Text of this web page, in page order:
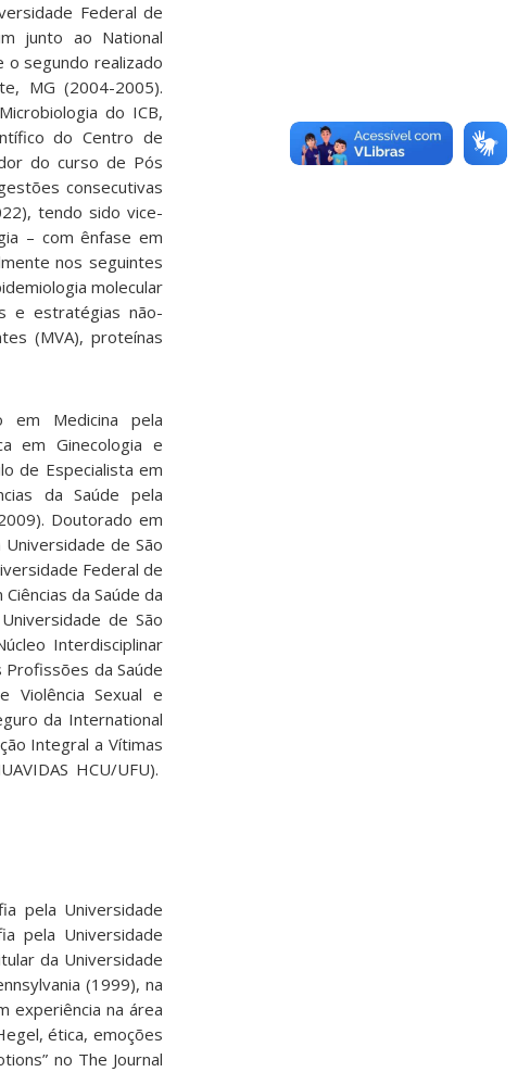
Federal de
junto ao National
segundo realizado
MG (2004-2005).
do ICB,
do Centro de
do curso de Pós
consecutivas
tendo sido vice-
– com ênfase em
nos seguintes
molecular
e estratégias não-
(MVA), proteínas
em Medicina pela
em Ginecologia e
de Especialista em
da Saúde pela
Doutorado em
Universidade de São
Federal de
da Saúde da
de São
Interdisciplinar
Profissões da Saúde
Violência Sexual e
da International
Integral a Vítimas
HCU/UFU).
pela Universidade
pela Universidade
da Universidade
(1999), na
experiência na área
ética, emoções
no The Journal